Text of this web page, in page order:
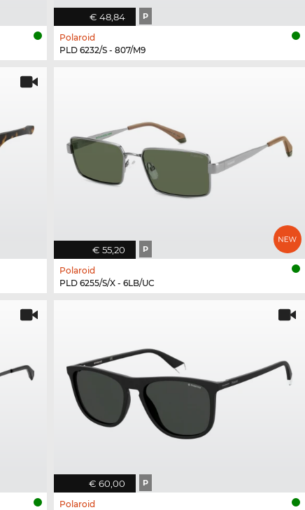
€ 48,84 P
Polaroid
PLD 6232/S - 807/M9
€ 55,20 P
Polaroid
PLD 6255/S/X - 6LB/UC
€ 60,00 P
Polaroid